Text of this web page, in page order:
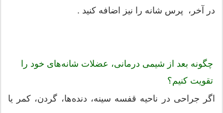
در آخر، پرس شانه را نیز اضافه کنید .
چگونه بعد از شیمی درمانی، عضلات شانه‌های خود را
تقویت کنیم؟
اگر جراحی در ناحیه قفسه سینه، دنده‌ها، گردن، کمر یا